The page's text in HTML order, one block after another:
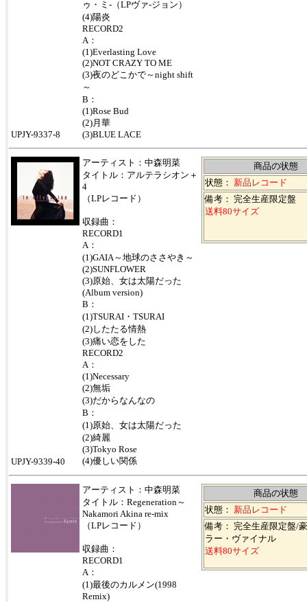
ゥ・ミ-（LPヴァ-ジョン）
(4)陽炎
RECORD2
A：
(1)Everlasting Love
(2)NOT CRAZY TO ME
(3)夜のどこかで～night shift
～
B：
(1)Rose Bud
(2)月華
(3)BLUE LACE
UPJY-9337-8
アーティスト：中森明菜
タイトル：アルテラシオン＋
4
（LPレコード）
収録曲：
RECORD1
A：
(1)GAIA～地球のささやき～
(2)SUNFLOWER
(3)原始、女は太陽だった
(Album version)
B：
(1)TSURAI・TSURAI
(2)したたる情熱
(3)痛い恋をした
RECORD2
A：
(1)Necessary
(2)無垢
(3)だからなんなの
B：
(1)原始、女は太陽だった
(2)綺麗
(3)Tokyo Rose
(4)優しい関係
商品の状態
状態： 新品レコード
備考： 完全生産限定盤
送料80サイズ
UPJY-9339-40
アーティスト：中森明菜
タイトル：Regeneration～
Nakamori Akina re-mix
（LPレコード）
収録曲：
RECORD1
A：
(1)最後のカルメン(1998
Remix)
商品の状態
状態： 新品レコード
備考： 完全生産限定盤/
ラー・ヴァイナル
送料80サイズ